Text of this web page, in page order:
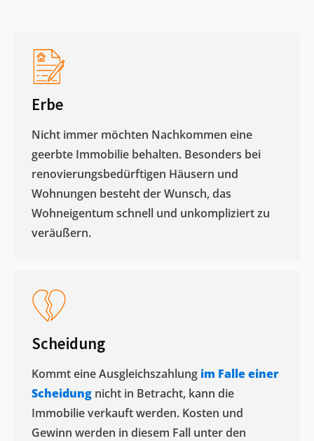
Erbe
Nicht immer möchten Nachkommen eine
geerbte Immobilie behalten. Besonders bei
renovierungsbedürftigen Häusern und
Wohnungen besteht der Wunsch, das
Wohneigentum schnell und unkompliziert zu
veräußern. ​
Scheidung
Kommt eine Ausgleichszahlung im Falle einer
Scheidung nicht in Betracht, kann die
Immobilie verkauft werden. Kosten und
Gewinn werden in diesem Fall unter den